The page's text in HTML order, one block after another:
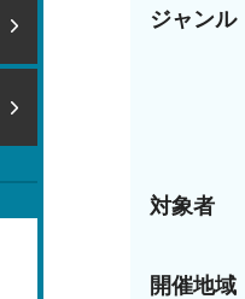
ジャンル
対象者
開催地域